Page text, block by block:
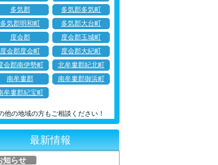
多気郡
多気郡多気町
多気郡明和町
多気郡大台町
度会郡
度会郡玉城町
度会郡度会町
度会郡大紀町
会郡南伊勢町
北牟婁郡紀北町
南牟婁郡
南牟婁郡御浜町
牟婁郡紀宝町
他の地域の方もご相談ください！
最新情報
知らせ